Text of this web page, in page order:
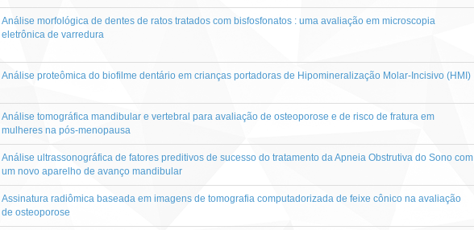
Análise morfológica de dentes de ratos tratados com bisfosfonatos : uma avaliação em microscopia
eletrônica de varredura
Análise proteômica do biofilme dentário em crianças portadoras de Hipomineralização Molar-Incisivo (HMI)
Análise tomográfica mandibular e vertebral para avaliação de osteoporose e de risco de fratura em
mulheres na pós-menopausa
Análise ultrassonográfica de fatores preditivos de sucesso do tratamento da Apneia Obstrutiva do Sono com
um novo aparelho de avanço mandibular
Assinatura radiômica baseada em imagens de tomografia computadorizada de feixe cônico na avaliação
de osteoporose